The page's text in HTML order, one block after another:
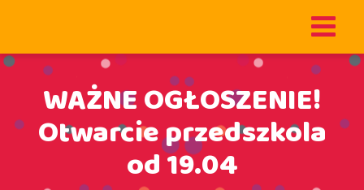
WAŻNE OGŁOSZENIE!
Otwarcie przedszkola
od 19.04